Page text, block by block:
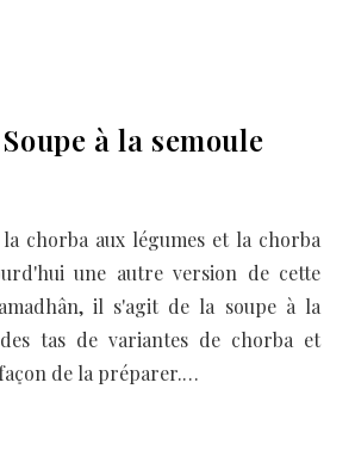
à la semoule
chorba aux légumes et la chorba
une autre version de cette
il s'agit de la soupe à la
tas de variantes de chorba et
de la préparer.…